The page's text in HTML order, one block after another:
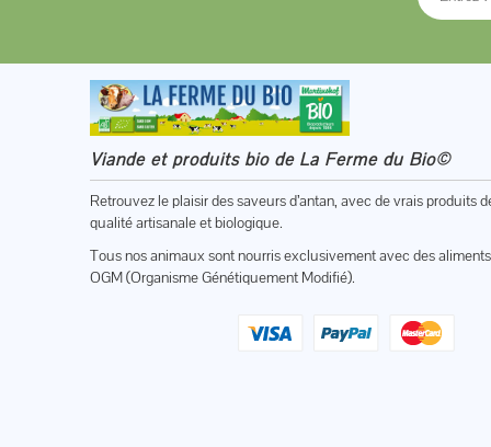
Viande et produits bio de La Ferme du Bio©
Retrouvez le plaisir des saveurs d’antan, avec de vrais produits
qualité artisanale et biologique.
Tous nos animaux sont nourris exclusivement avec des
OGM (Organisme Génétiquement Modifié).